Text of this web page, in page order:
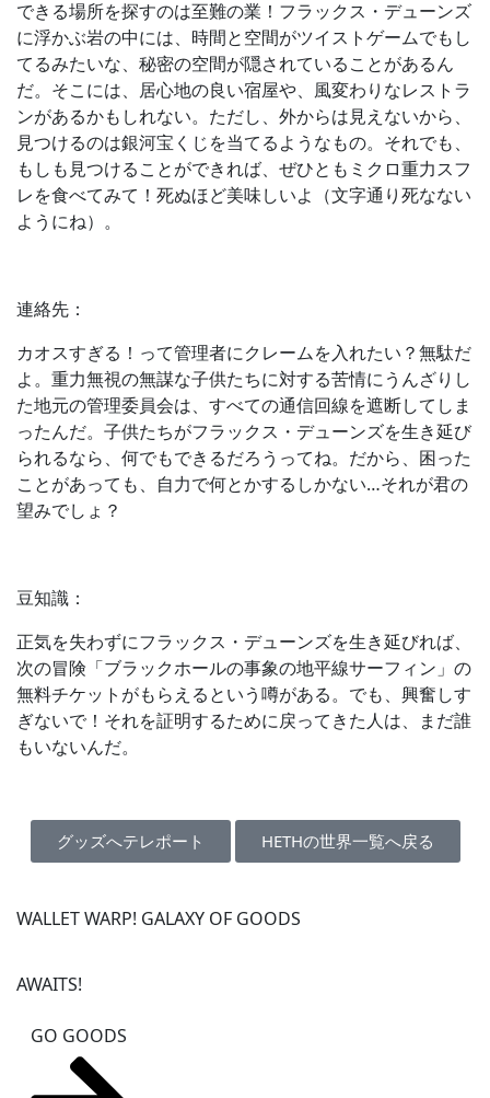
できる場所を探すのは至難の業！フラックス・デューンズ
に浮かぶ岩の中には、時間と空間がツイストゲームでもし
てるみたいな、秘密の空間が隠されていることがあるん
だ。そこには、居心地の良い宿屋や、風変わりなレストラ
ンがあるかもしれない。ただし、外からは見えないから、
見つけるのは銀河宝くじを当てるようなもの。それでも、
もしも見つけることができれば、ぜひともミクロ重力スフ
レを食べてみて！死ぬほど美味しいよ（文字通り死なない
ようにね）。
連絡先：
カオスすぎる！って管理者にクレームを入れたい？無駄だ
よ。重力無視の無謀な子供たちに対する苦情にうんざりし
た地元の管理委員会は、すべての通信回線を遮断してしま
ったんだ。子供たちがフラックス・デューンズを生き延び
られるなら、何でもできるだろうってね。だから、困った
ことがあっても、自力で何とかするしかない…それが君の
望みでしょ？
豆知識：
正気を失わずにフラックス・デューンズを生き延びれば、
次の冒険「ブラックホールの事象の地平線サーフィン」の
無料チケットがもらえるという噂がある。でも、興奮しす
ぎないで！それを証明するために戻ってきた人は、まだ誰
もいないんだ。
グッズへテレポート HETHの世界一覧へ戻る
WALLET WARP! GALAXY OF GOODS
AWAITS!
GO GOODS